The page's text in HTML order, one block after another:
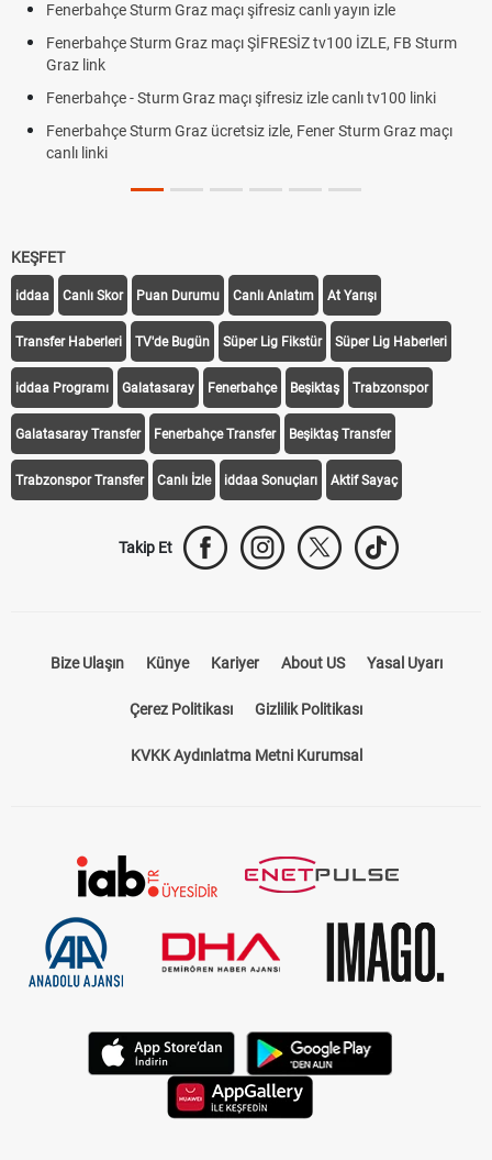
Fenerbahçe Sturm Graz maçı şifresiz canlı yayın izle
Fenerbahçe Sturm Graz maçı ŞİFRESİZ tv100 İZLE, FB Sturm
Graz link
Fenerbahçe - Sturm Graz maçı şifresiz izle canlı tv100 linki
Fenerbahçe Sturm Graz ücretsiz izle, Fener Sturm Graz maçı
canlı linki
KEŞFET
iddaa Canlı Skor Puan Durumu Canlı Anlatım At Yarışı
Transfer Haberleri TV'de Bugün Süper Lig Fikstür Süper Lig Haberleri
iddaa Programı Galatasaray Fenerbahçe Beşiktaş Trabzonspor
Galatasaray Transfer Fenerbahçe Transfer Beşiktaş Transfer
Trabzonspor Transfer Canlı İzle iddaa Sonuçları Aktif Sayaç
Takip Et
Bize Ulaşın Künye Kariyer About US Yasal Uyarı
Çerez Politikası Gizlilik Politikası
KVKK Aydınlatma Metni Kurumsal